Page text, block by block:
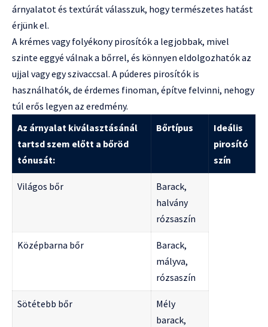
árnyalatot és textúrát válasszuk, hogy természetes hatást
érjünk el.
A krémes vagy folyékony pirosítók a legjobbak, mivel
szinte eggyé válnak a bőrrel, és könnyen eldolgozhatók az
ujjal vagy egy szivaccsal. A púderes pirosítók is
használhatók, de érdemes finoman, építve felvinni, nehogy
túl erős legyen az eredmény.
Az árnyalat kiválasztásánál
tartsd szem előtt a bőröd
tónusát:
Bőrtípus
Ideális
pirosító
szín
Világos bőr
Barack,
halvány
rózsaszín
Középbarna bőr
Barack,
mályva,
rózsaszín
Sötétebb bőr
Mély
barack,